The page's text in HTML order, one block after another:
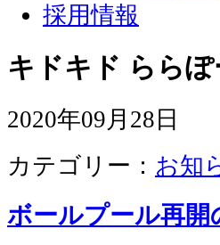
採用情報
キドキド らら
2020年09月28日
カテゴリー： お知
ボールプール再開